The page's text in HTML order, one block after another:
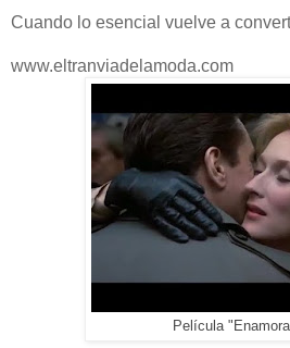
Cuando lo esencial vuelve a
www.eltranviadelamoda.com
Película